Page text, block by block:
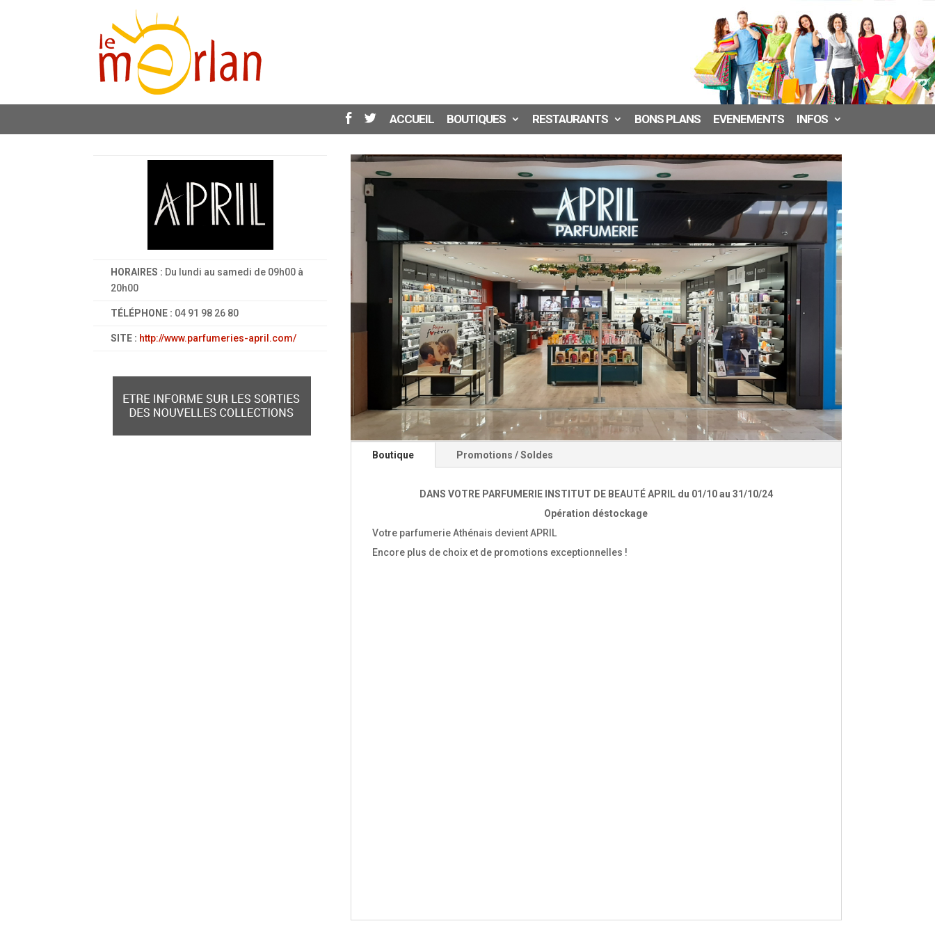
ACCUEIL BOUTIQUES RESTAURANTS BONS PLANS EVENEMENTS INFOS
HORAIRES : Du lundi au samedi de 09h00 à
20h00
TÉLÉPHONE : 04 91 98 26 80
SITE : http://www.parfumeries-april.com/
Boutique Promotions / Soldes
DANS VOTRE PARFUMERIE INSTITUT DE BEAUTÉ APRIL du 01/10 au 31/10/24
Opération déstockage
Votre parfumerie Athénais devient APRIL
Encore plus de choix et de promotions exceptionnelles !